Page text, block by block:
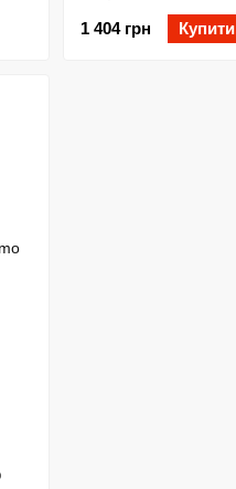
1 404 грн
Купити